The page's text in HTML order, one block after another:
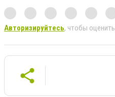
Авторизируйтесь, чтобы оценить